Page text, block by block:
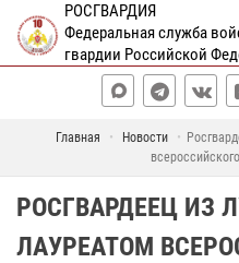
РОСГВАРДИЯ
Федеральная служба
гвардии Российской
Главная Новости
РОСГВАРДЕЕЦ ИЗ
ЛАУРЕАТОМ